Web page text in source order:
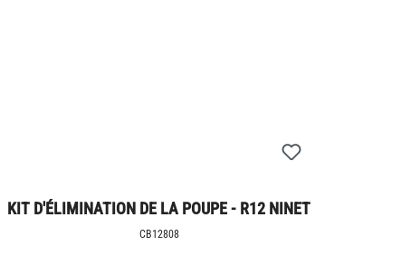
KIT D'ÉLIMINATION DE LA POUPE - R12 NINET
CB12808